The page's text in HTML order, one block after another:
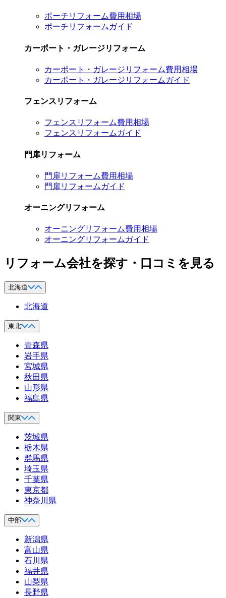
ポーチリフォーム費用相場
ポーチリフォームガイド
カーポート・ガレージリフォーム
カーポート・ガレージリフォーム費用相場
カーポート・ガレージリフォームガイド
フェンスリフォーム
フェンスリフォーム費用相場
フェンスリフォームガイド
門扉リフォーム
門扉リフォーム費用相場
門扉リフォームガイド
オーニングリフォーム
オーニングリフォーム費用相場
オーニングリフォームガイド
リフォーム会社を探す・口コミを見る
北海道
北海道
東北
青森県
岩手県
宮城県
秋田県
山形県
福島県
関東
茨城県
栃木県
群馬県
埼玉県
千葉県
東京都
神奈川県
中部
新潟県
富山県
石川県
福井県
山梨県
長野県